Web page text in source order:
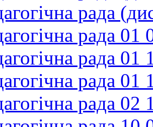
рада
рада 01
рада 01
рада 01
рада 02